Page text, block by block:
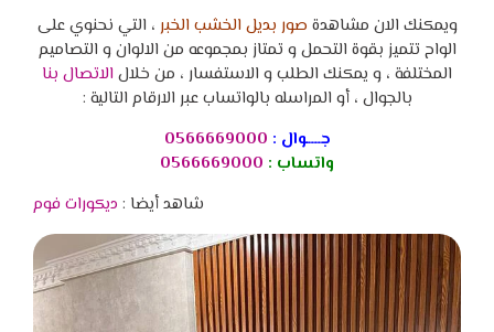
ويمكنك الان مشاهدة صور بديل الخشب الخبر ، التي نحنوي على
الواح تتميز بقوة التحمل و تمتاز بمجموعه من الالوان و التصاميم
المختلفة ، و يمكنك الطلب و الاستفسار ، من خلال الاتصال بنا
بالجوال ، أو المراسله بالواتساب عبر الارقام التالية :
جــــوال : 0566669000
واتساب : 0566669000
شاهد أيضا : ديكورات فوم